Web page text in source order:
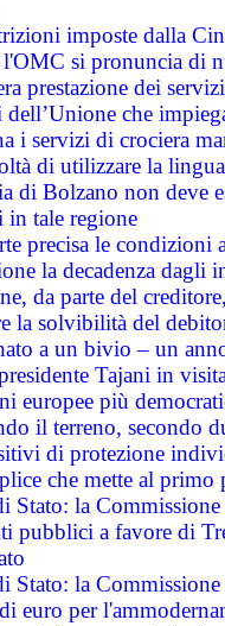
imposte dalla
si pronuncia di
prestazione dei
dell’Unione che
i servizi di crociera
di utilizzare la
di Bolzano non deve
in tale regione
precisa le
la decadenza dagli
da parte del
la solvibilità del
a un bivio – un
Tajani in
europee più
il terreno, secondo
di protezione
che mette al primo
Stato: la
pubblici a favore di
Stato: la
euro per